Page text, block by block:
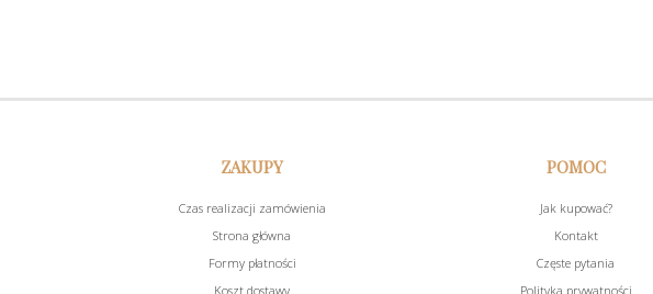
ZAKUPY
Czas realizacji zamówienia
Strona główna
Formy płatności
Koszt dostawy
POMOC
Jak kupować?
Kontakt
Częste pytania
Polityka prywatności